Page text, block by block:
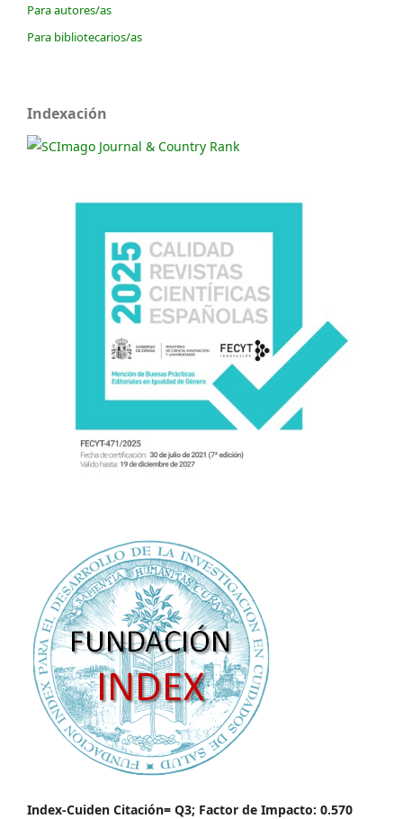
Para autores/as
Para bibliotecarios/as
Indexación
Index-Cuiden Citación= Q3; Factor de Impacto: 0.570